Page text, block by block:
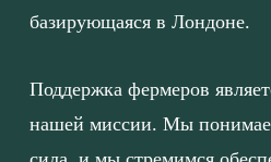
базирующаяся в Лондоне.
Поддержка фермеров
нашей миссии. Мы